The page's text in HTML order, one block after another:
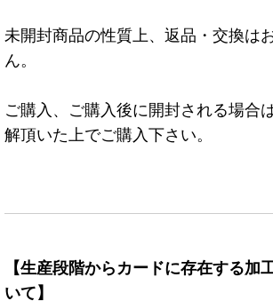
未開封商品の性質上、返品・交換は
ん。
ご購入、ご購入後に開封される場合
解頂いた上でご購入下さい。
【生産段階からカードに存在する加
いて】